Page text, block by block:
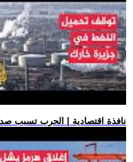
.. نافذة اقتصادية | الحرب تسبب